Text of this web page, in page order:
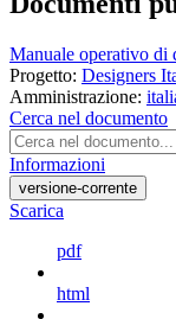
Manuale operativo di
Progetto: Designers
Amministrazione:
Cerca nel documento
Informazioni
versione-corrente
Scarica
pdf
html